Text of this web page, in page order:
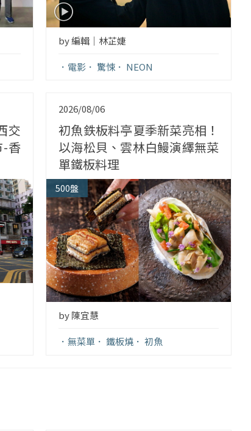
by 編輯｜林芷婕
電影 驚悚 NEON
交
-香
2026/08/06
初魚鉄板料亭夏季新菜亮相！
以海松貝、雲林白鰻演繹無菜
單鐵板料理
500盤
by 陳宜慧
無菜單 鐵板燒 初魚